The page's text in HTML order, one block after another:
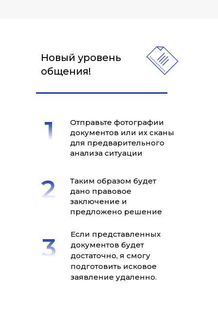
Новый уровень
общения!
Отправьте фотографии
документов или их сканы
для предварительного
анализа ситуации
Таким образом будет
дано правовое
заключение и
предложено решение
Если представленных
документов будет
достаточно, я смогу
подготовить исковое
заявление удаленно.